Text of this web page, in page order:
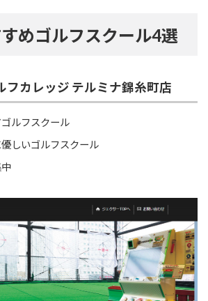
めゴルフスクール4選
フカレッジ テルミナ錦糸町店
ルフスクール
しいゴルフスクール